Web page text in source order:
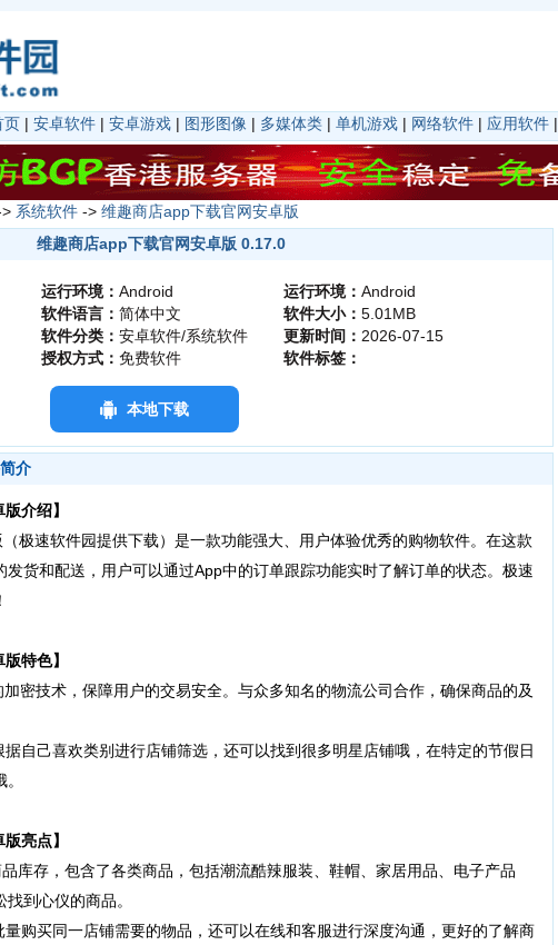
页| 安卓软件| 安卓游戏| 图形图像 | 多媒体类| 单机游戏| 网络软件| 应用软件|
系统软件 -> 维趣商店app下载官网安卓版
维趣商店app下载官网安卓版 0.17.0
运行环境： Android
软件语言： 简体中文
软件分类： 安卓软件/系统软件
授权方式： 免费软件
本地下载
运行环境： Android
软件大小： 5.01MB
更新时间： 2026-07-15
软件标签：
介
版介绍】
速软件园提供下载）是一款功能强大、用户体验优秀的购物软件。在这款
货和配送，用户可以通过App中的订单跟踪功能实时了解订单的状态。极速
特色】
技术，保障用户的交易安全。与众多知名的物流公司合作，确保商品的及
己喜欢类别进行店铺筛选，还可以找到很多明星店铺哦，在特定的节假日
亮点】
存，包含了各类商品，包括潮流酷辣服装、鞋帽、家居用品、电子产品
到心仪的商品。
买同一店铺需要的物品，还可以在线和客服进行深度沟通，更好的了解商